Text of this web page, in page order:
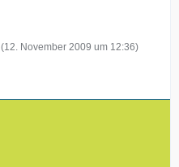
(12. November 2009 um 12:36)